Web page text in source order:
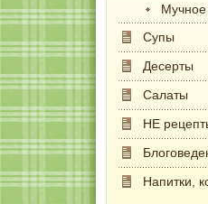
Мучное
Супы
Десерты
Салаты
НЕ
Напитки,